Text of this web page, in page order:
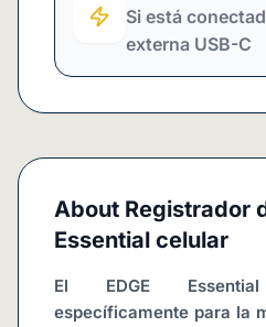
Si está
externa USB-C
About Registrador
Essential celular
El EDGE
específicamente para la